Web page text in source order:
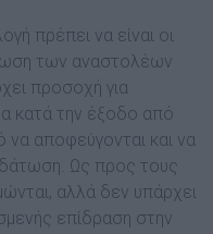
πρέπει να είναι οι
των αναστολέων
προσοχή για
κατά την έξοδο από
να αποφεύγονται και να
Ως προς τους
αλλά δεν υπάρχει
επίδραση στην